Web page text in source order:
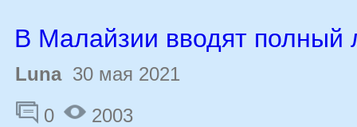
В Малайзии вводят полный
Luna30 мая 2021
0
2003